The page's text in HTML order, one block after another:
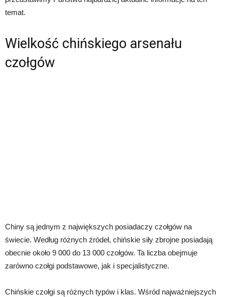
temat.
Wielkość chińskiego arsenału
czołgów
Chiny są jednym z największych posiadaczy czołgów na
świecie. Według różnych źródeł, chińskie siły zbrojne posiadają
obecnie około 9 000 do 13 000 czołgów. Ta liczba obejmuje
zarówno czołgi podstawowe, jak i specjalistyczne.
Chińskie czołgi są różnych typów i klas. Wśród najważniejszych